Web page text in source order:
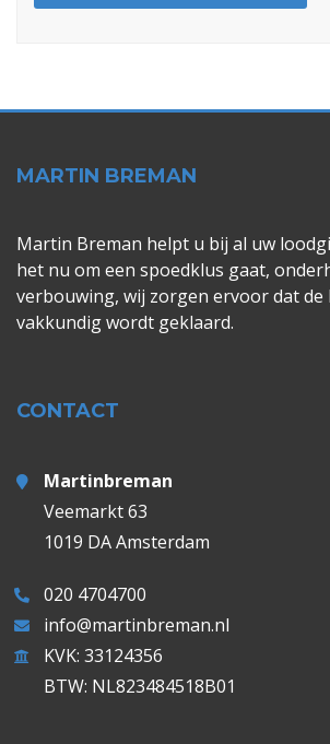
MARTIN BREMAN
Martin Breman helpt u bij al uw
het nu om een spoedklus gaat,
verbouwing, wij zorgen ervoor dat de
vakkundig wordt geklaard.
CONTACT
Martinbreman
Veemarkt 63
1019 DA Amsterdam
020 4704700
info@martinbreman.nl
KVK: 33124356
BTW: NL823484518B01